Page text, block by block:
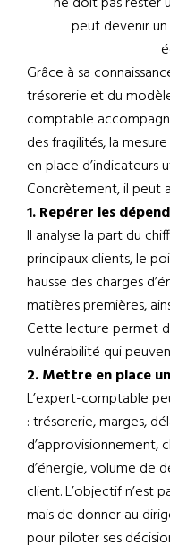
peut devenir
Grâce à sa
trésorerie et du
comptable
des fragilités, la
en place d’indicateurs
Concrètement, il peut
1. Repérer les
Il analyse la part du
principaux clients, le
hausse des charges
matières premières,
Cette lecture permet
vulnérabilité qui
2. Mettre en place
L’expert-comptable
: trésorerie, marges,
d’approvisionnement,
d’énergie, volume de
client. L’objectif n’est
mais de donner au
pour piloter ses